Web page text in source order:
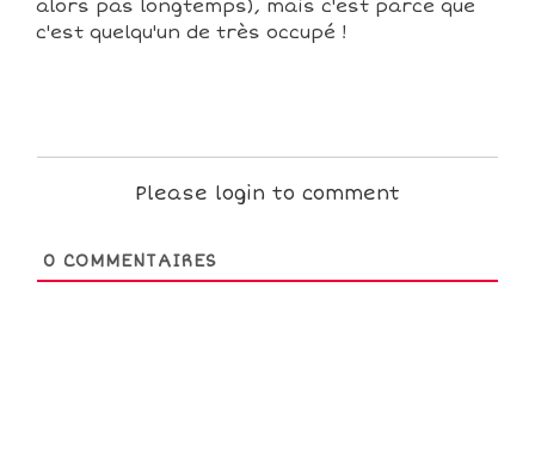
alors pas longtemps), mais c'est parce que
c'est quelqu'un de très occupé !
Please login to comment
0 COMMENTAIRES